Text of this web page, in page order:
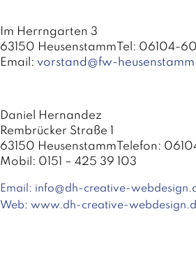
Im Herrngarten 3
63150 HeusenstammTel: 06104-
Email: vorstand@fw-
Daniel Hernandez
Rembrücker Straße 1
63150 HeusenstammTelefon:
Mobil: 0151 – 425 39 103
Email: info@dh-creative-
Web: www.dh-creative-